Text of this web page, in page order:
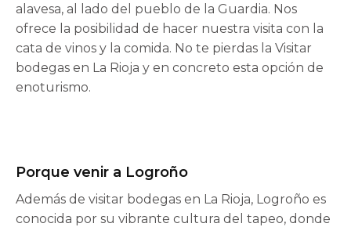
alavesa, al lado del pueblo de la Guardia. Nos
ofrece la posibilidad de hacer nuestra visita con la
cata de vinos y la comida. No te pierdas la Visitar
bodegas en La Rioja y en concreto esta opción de
enoturismo.
Porque venir a Logroño
Además de visitar bodegas en La Rioja, Logroño es
conocida por su vibrante cultura del tapeo, donde